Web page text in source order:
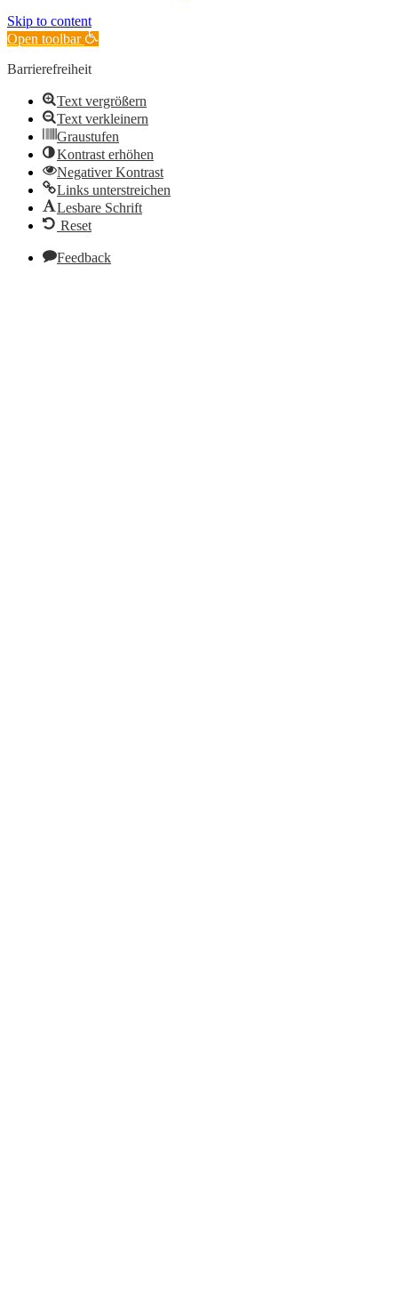
Skip to content
Open toolbar
Barrierefreiheit
Text vergrößern
Text verkleinern
Graustufen
Kontrast erhöhen
Negativer Kontrast
Links unterstreichen
Lesbare Schrift
Reset
Feedback